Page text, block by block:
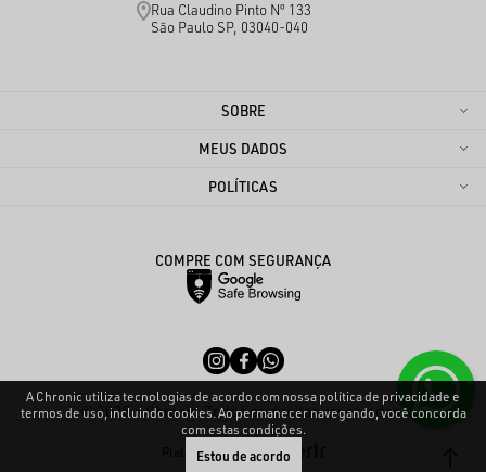
Rua Claudino Pinto Nº 133
São Paulo SP, 03040-040
SOBRE
MEUS DADOS
POLÍTICAS
COMPRE COM SEGURANÇA
Plataforma
© 2025 - Chronic. Todos os direitos reservados.
A Chronic utiliza tecnologias de acordo com nossa política de privacidade e
termos de uso, incluindo cookies. Ao permanecer navegando, você concorda
com estas condições.
Estou de acordo